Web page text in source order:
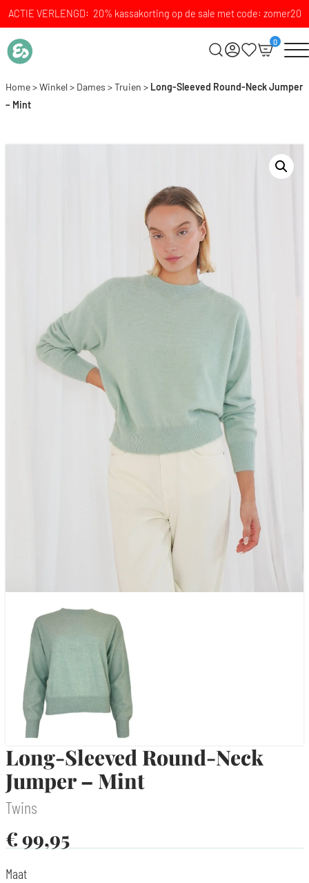
ACTIE VERLENGD: 20% kassakorting op de sale met code: zomer20
0
Home>Winkel> Dames >Truien > Long-Sleeved Round-Neck Jumper
– Mint
Long-Sleeved Round-Neck
Jumper – Mint
Twins
€99,95
Maat